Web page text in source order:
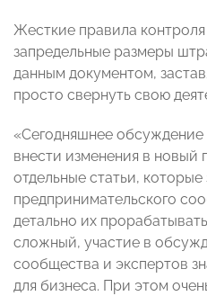
Жесткие правила
запредельные размеры
данным документом,
просто свернуть свою
«Сегодняшнее
внести изменения в
отдельные статьи,
предпринимательского
детально их
сложный, участие в
сообщества и экспертов
для бизнеса. При этом